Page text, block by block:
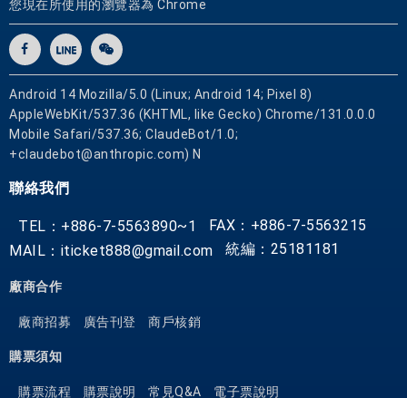
您現在所使用的瀏覽器為 Chrome
Android 14 Mozilla/5.0 (Linux; Android 14; Pixel 8)
AppleWebKit/537.36 (KHTML, like Gecko) Chrome/131.0.0.0
Mobile Safari/537.36; ClaudeBot/1.0;
+claudebot@anthropic.com) N
聯絡我們
TEL：+886-7-5563890~1
FAX：+886-7-5563215
MAIL：iticket888@gmail.com
統編：25181181
廠商合作
廠商招募 廣告刊登 商戶核銷
購票須知
購票流程 購票說明 常見Q&A 電子票說明